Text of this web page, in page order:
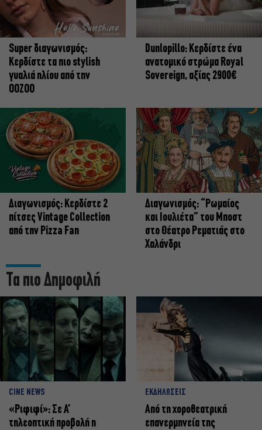
Super διαγωνισμός:
Κερδίστε τα πιο stylish
γυαλιά ηλίου από την
OOZOO
Dunlopillo: Κερδίστε ένα
ανατομικό στρώμα Royal
Sovereign, αξίας 2900€
Διαγωνισμός: Κερδίστε 2
πίτσες Vintage Collection
από την Pizza Fan
Διαγωνισμός: “Ρωμαίος
και Ιουλιέτα” του Μποστ
στο Θέατρο Ρεματιάς στο
Χαλάνδρι
Τα πιο Δημοφιλή
CINE NEWS
«Ριφιφί»: Σε Α’
τηλεοπτική προβολή η
ΕΚΔΗΛΩΣΕΙΣ
Από τη χοροθεατρική
επανερμηνεία της